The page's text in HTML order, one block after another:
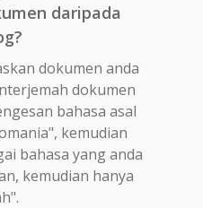
daripada
dokumen anda
dokumen
bahasa asal
kemudian
bahasa yang anda
kemudian hanya